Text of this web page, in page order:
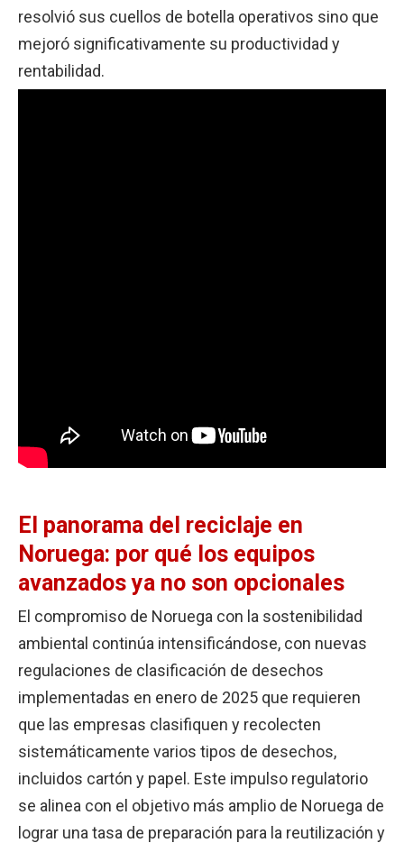
resolvió sus cuellos de botella operativos sino que
mejoró significativamente su productividad y
rentabilidad.
El panorama del reciclaje en
Noruega: por qué los equipos
avanzados ya no son opcionales
El compromiso de Noruega con la sostenibilidad
ambiental continúa intensificándose, con nuevas
regulaciones de clasificación de desechos
implementadas en enero de 2025 que requieren
que las empresas clasifiquen y recolecten
sistemáticamente varios tipos de desechos,
incluidos cartón y papel. Este impulso regulatorio
se alinea con el objetivo más amplio de Noruega de
lograr una tasa de preparación para la reutilización y